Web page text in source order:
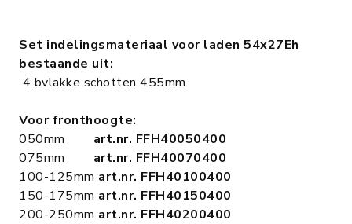
Set indelingsmateriaal voor laden 54x27Eh
bestaande uit:
4 bvlakke schotten 455mm
Voor fronthoogte:
050mm
art.nr. FFH40050400
075mm art.nr. FFH40070400
100-125mm art.nr. FFH40100400
150-175mm art.nr. FFH40150400
200-250mm art.nr. FFH40200400